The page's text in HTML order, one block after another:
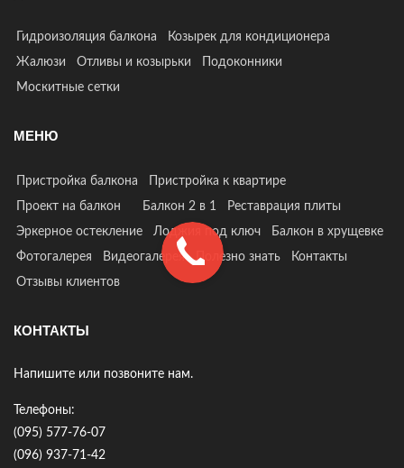
Гидроизоляция балкона
Козырек для кондиционера
Жалюзи
Отливы и козырьки
Подоконники
Москитные сетки
МЕНЮ
Пристройка балкона
Пристройка к квартире
Проект на балкон
Балкон 2 в 1
Реставрация плиты
Эркерное остекление
Лоджия под ключ
Балкон в хрущевке
Фотогалерея
Видеогалерея Полезно знать
Контакты
Отзывы клиентов
КОНТАКТЫ
Напишите или позвоните нам.
Телефоны:
(095) 577-76-07
(096) 937-71-42